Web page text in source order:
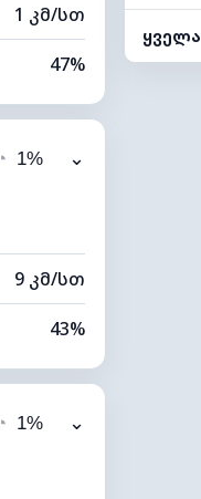
1 კმ/სთ
47%
7%
10 კმ
◔ 1% ⌄
9 კმ/სთ
43%
9%
10 კმ
◔ 1% ⌄
ყველა